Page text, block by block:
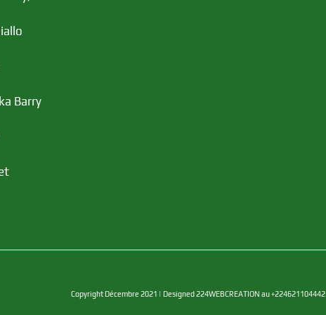
Barry
Copyright Décembre 2021 | Designed 224WEBCREATION au +224621104442